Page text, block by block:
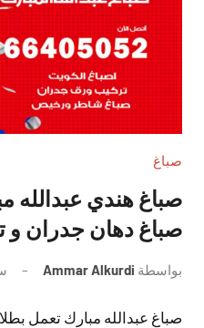
صباغ
صباغ دهان جدران
بواسطة Ammar Alkurdi
صباغ عبدالله مبارك تعمل